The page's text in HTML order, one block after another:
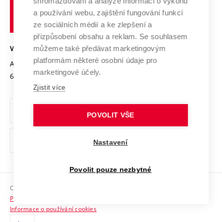
Transfer znalostí
Open Science
Projekty
Projekty ze strukturálních fondů
Specifický výzkum
Služby univerzity
Mezinárodní dohody
Univerzitní sítě
Podnikavá univerzita / ContriBUTe
Bezpečná univerzita
Vyznamenání
Organizační struktura
Ochrana osobních údajů
odkaz)
Sociální bezpečí
HR Award
učení
technické
VYSOKÉ UČENÍ TECHNICKÉ V BRNĚ
Antonínská 548/1
602 00 Brno
www.vut.cz
vut@vutbr.cz
Copyright © 2026 VUT
Prohlášení o přístupnosti
Informace o používání cookies
a používání webu, zajištění fungování funkcí
ze sociálních médií a ke zlepšení a
přizpůsobení obsahu a reklam. Se souhlasem
můžeme také předávat marketingovým
platformám některé osobní údaje pro
marketingové účely.
Zjistit více
POVOLIT VŠE
Nastavení
Povolit pouze nezbytné